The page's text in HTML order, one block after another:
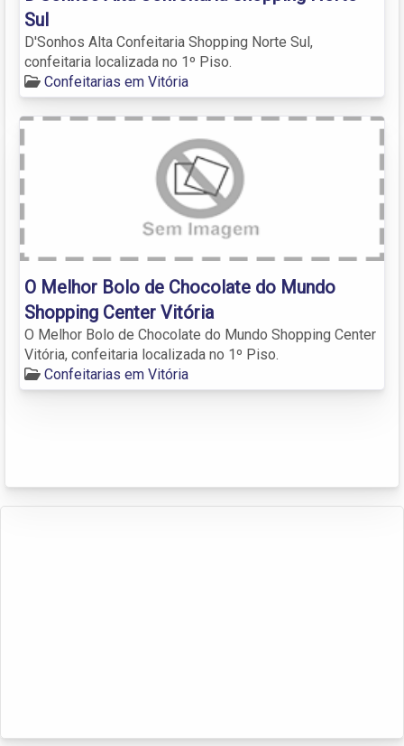
Sul
D'Sonhos Alta Confeitaria Shopping Norte Sul,
confeitaria localizada no 1º Piso.
Confeitarias em Vitória
O Melhor Bolo de Chocolate do Mundo
Shopping Center Vitória
O Melhor Bolo de Chocolate do Mundo Shopping Center
Vitória, confeitaria localizada no 1º Piso.
Confeitarias em Vitória